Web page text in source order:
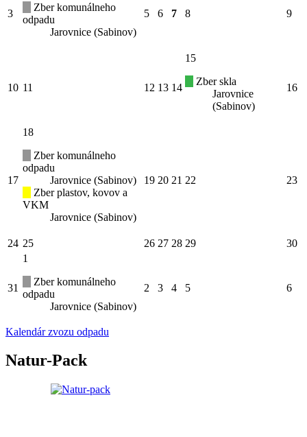
3
Zber komunálneho
odpadu
Jarovnice (Sabinov)
5 6 7 8 9
10 11 12 13 14
15
Zber skla
Jarovnice
(Sabinov)
16
17
18
Zber komunálneho
odpadu
Jarovnice (Sabinov)
Zber plastov, kovov a
VKM
Jarovnice (Sabinov)
19 20 21 22 23
24 25 26 27 28 29 30
31
1
Zber komunálneho
odpadu
Jarovnice (Sabinov)
2 3 4 5 6
Kalendár zvozu odpadu
Natur-Pack